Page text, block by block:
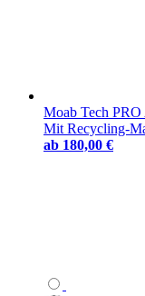
Moab Tech
Mit Recycling-
ab 180,00 €